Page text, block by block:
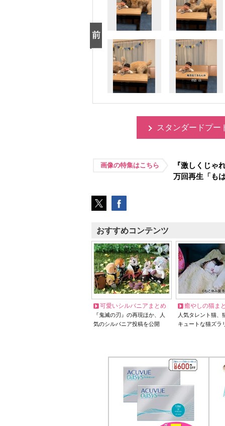
スタンダードプー
画像の特集はこちら
『激しくじゃ
万回再生「も
おすすめコンテンツ
可愛いシルバニアまとめ
『鬼滅の刃』の再現ほか、人
気のシルバニア投稿を公開
癒やしの猫ま
人気タレント猫
キュートな猫ズラ